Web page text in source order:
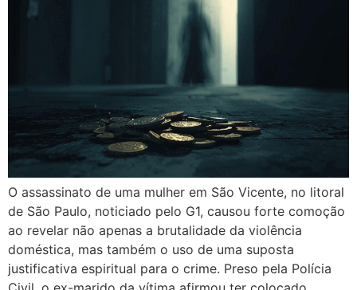
O assassinato de uma mulher em São Vicente, no litoral
de São Paulo, noticiado pelo G1, causou forte comoção
ao revelar não apenas a brutalidade da violência
doméstica, mas também o uso de uma suposta
justificativa espiritual para o crime. Preso pela Polícia